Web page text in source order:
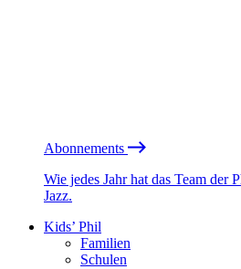
Abonnements
Wie jedes Jahr hat das Team der
Jazz.
Kids’ Phil
Familien
Schulen